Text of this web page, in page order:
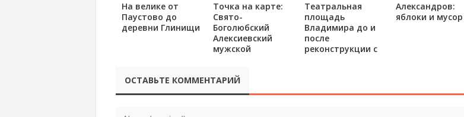
На велике от
Паустово до
деревни Глинищи
Точка на карте:
Свято-
Боголюбский
Алексиевский
мужской
Театральная
площадь
Владимира до и
после
реконструкции с
Александров:
яблоки и мусор
ОСТАВЬТЕ КОММЕНТАРИЙ